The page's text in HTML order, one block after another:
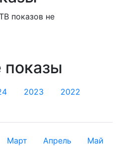
показов не
2023 2022
Март Апрель
Май